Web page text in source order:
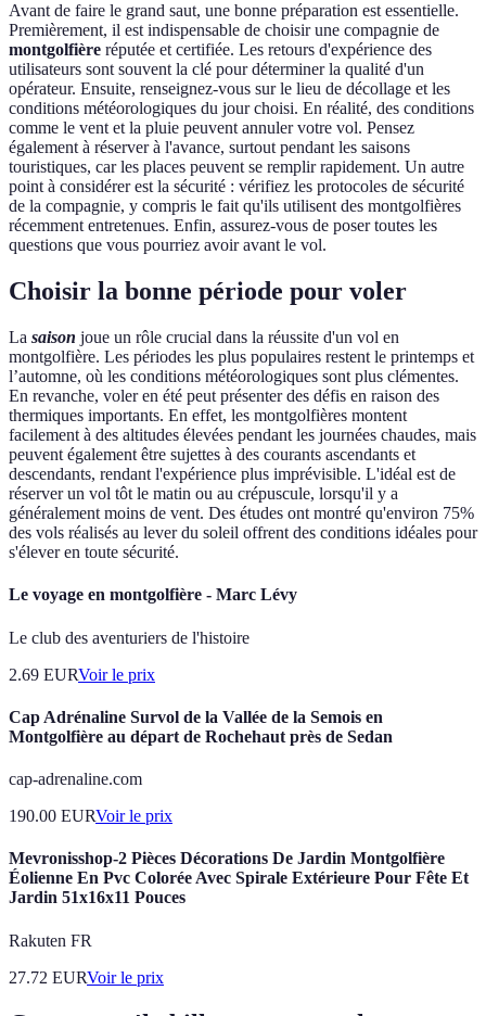
Avant de faire le grand saut, une bonne préparation est essentielle.
Premièrement, il est indispensable de choisir une compagnie de
montgolfière réputée et certifiée. Les retours d'expérience des
utilisateurs sont souvent la clé pour déterminer la qualité d'un
opérateur. Ensuite, renseignez-vous sur le lieu de décollage et les
conditions météorologiques du jour choisi. En réalité, des conditions
comme le vent et la pluie peuvent annuler votre vol. Pensez
également à réserver à l'avance, surtout pendant les saisons
touristiques, car les places peuvent se remplir rapidement. Un autre
point à considérer est la sécurité : vérifiez les protocoles de sécurité
de la compagnie, y compris le fait qu'ils utilisent des montgolfières
récemment entretenues. Enfin, assurez-vous de poser toutes les
questions que vous pourriez avoir avant le vol.
Choisir la bonne période pour voler
La saison joue un rôle crucial dans la réussite d'un vol en
montgolfière. Les périodes les plus populaires restent le printemps et
l’automne, où les conditions météorologiques sont plus clémentes.
En revanche, voler en été peut présenter des défis en raison des
thermiques importants. En effet, les montgolfières montent
facilement à des altitudes élevées pendant les journées chaudes, mais
peuvent également être sujettes à des courants ascendants et
descendants, rendant l'expérience plus imprévisible. L'idéal est de
réserver un vol tôt le matin ou au crépuscule, lorsqu'il y a
généralement moins de vent. Des études ont montré qu'environ 75%
des vols réalisés au lever du soleil offrent des conditions idéales pour
s'élever en toute sécurité.
Le voyage en montgolfière - Marc Lévy
Le club des aventuriers de l'histoire
2.69 EURVoir le prix
Cap Adrénaline Survol de la Vallée de la Semois en
Montgolfière au départ de Rochehaut près de Sedan
cap-adrenaline.com
190.00 EURVoir le prix
Mevronisshop-2 Pièces Décorations De Jardin Montgolfière
Éolienne En Pvc Colorée Avec Spirale Extérieure Pour Fête Et
Jardin 51x16x11 Pouces
Rakuten FR
27.72 EURVoir le prix